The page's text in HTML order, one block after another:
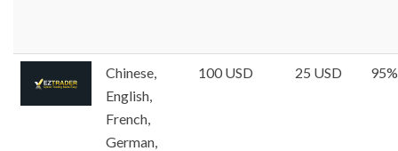
Chinese,
English,
French,
German,
100 USD 25 USD 95%